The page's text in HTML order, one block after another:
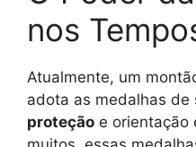
nos
Atualmente, um
adota as medalhas de
proteção e orientação